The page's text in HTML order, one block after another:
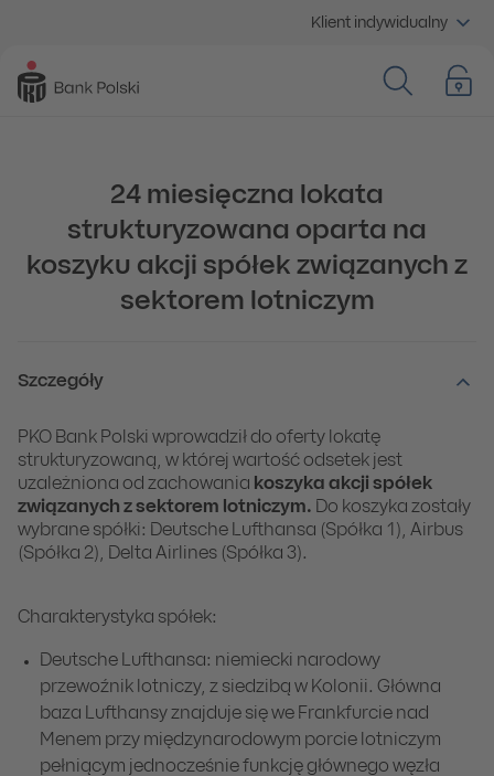
Klient indywidualny
24 miesięczna lokata
strukturyzowana oparta na
koszyku akcji spółek związanych z
sektorem lotniczym
Szczegóły
PKO Bank Polski wprowadził do oferty lokatę
strukturyzowaną, w której wartość odsetek jest
uzależniona od zachowania koszyka akcji spółek
związanych z sektorem lotniczym. Do koszyka zostały
wybrane spółki: Deutsche Lufthansa (Spółka 1), Airbus
(Spółka 2), Delta Airlines (Spółka 3).
Charakterystyka spółek:
Deutsche Lufthansa: niemiecki narodowy
przewoźnik lotniczy, z siedzibą w Kolonii. Główna
baza Lufthansy znajduje się we Frankfurcie nad
Menem przy międzynarodowym porcie lotniczym
pełniącym jednocześnie funkcję głównego węzła